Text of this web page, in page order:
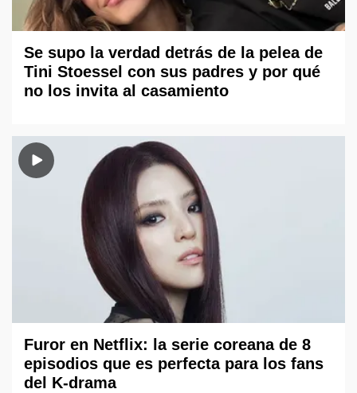
Se supo la verdad detrás de la pelea de
Tini Stoessel con sus padres y por qué
no los invita al casamiento
Furor en Netflix: la serie coreana de 8
episodios que es perfecta para los fans
del K-drama